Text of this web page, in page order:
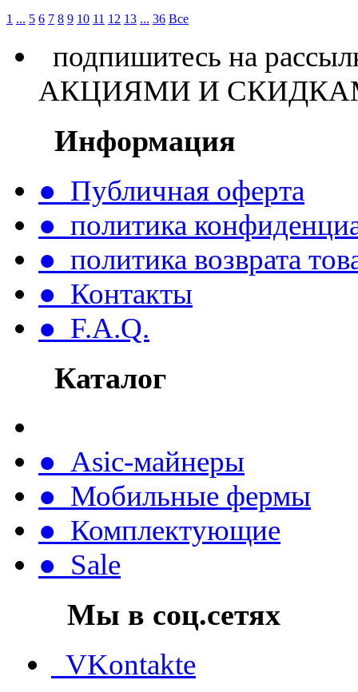
1 ... 5 6 7 8 9 10 11 12 13 ... 36 Все
подпишитесь на
АКЦИЯМИ И
Информация
● Публичная оферта
● политика
● политика возврата
● Контакты
● F.A.Q.
Каталог
● Asic-майнеры
● Мобильные фермы
● Комплектующие
● Sale
Мы в соц.сетях
VKontakte